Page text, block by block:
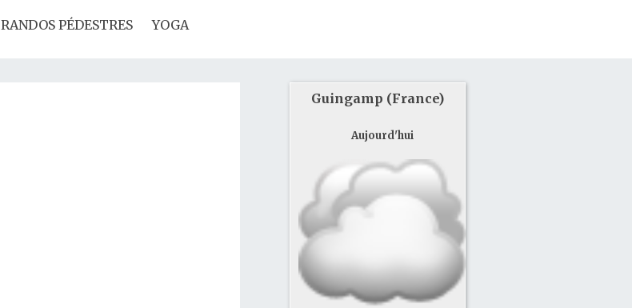
RANDOS PÉDESTRES YOGA
Guingamp (France)
Aujourd'hui